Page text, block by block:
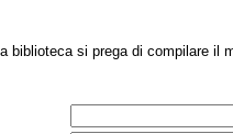
biblioteca si prega di compilare il